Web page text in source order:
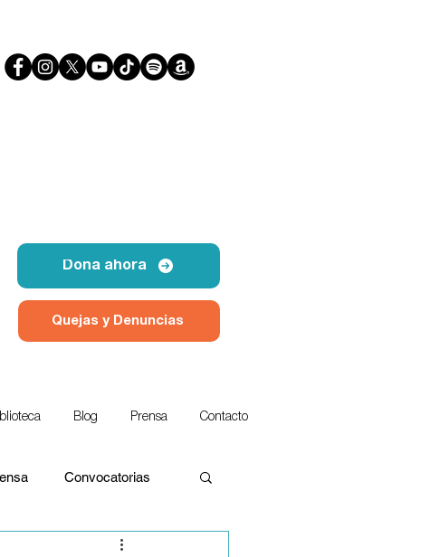
Dona ahora
Quejas y Denuncias
Blog Prensa Contacto
Convocatorias